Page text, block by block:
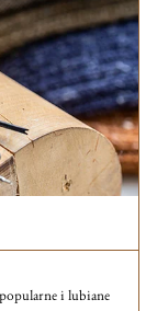
i lubiane